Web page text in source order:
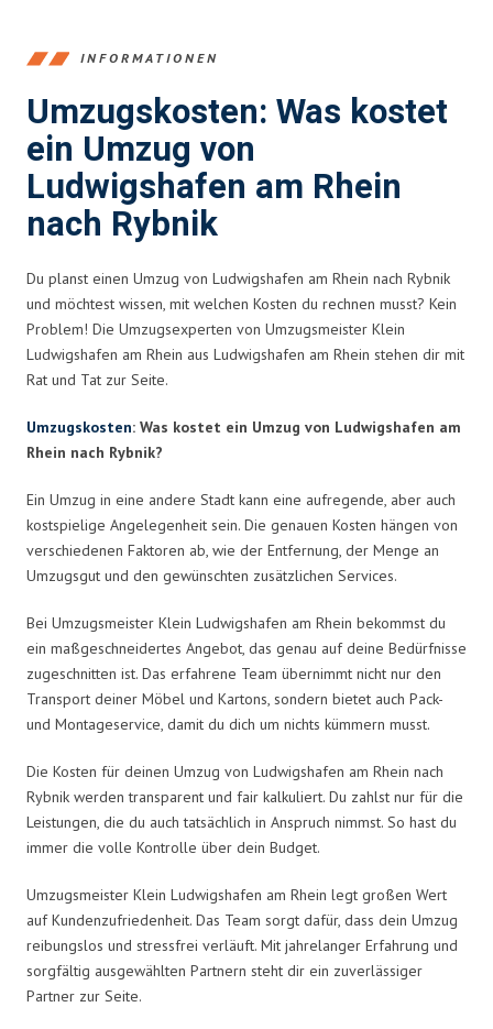
INFORMATIONEN
Umzugskosten: Was kostet
ein Umzug von
Ludwigshafen am Rhein
nach Rybnik
Du planst einen Umzug von Ludwigshafen am Rhein nach Rybnik
und möchtest wissen, mit welchen Kosten du rechnen musst? Kein
Problem! Die Umzugsexperten von Umzugsmeister Klein
Ludwigshafen am Rhein aus Ludwigshafen am Rhein stehen dir mit
Rat und Tat zur Seite.
Umzugskosten: Was kostet ein Umzug von Ludwigshafen am
Rhein nach Rybnik?
Ein Umzug in eine andere Stadt kann eine aufregende, aber auch
kostspielige Angelegenheit sein. Die genauen Kosten hängen von
verschiedenen Faktoren ab, wie der Entfernung, der Menge an
Umzugsgut und den gewünschten zusätzlichen Services.
Bei Umzugsmeister Klein Ludwigshafen am Rhein bekommst du
ein maßgeschneidertes Angebot, das genau auf deine Bedürfnisse
zugeschnitten ist. Das erfahrene Team übernimmt nicht nur den
Transport deiner Möbel und Kartons, sondern bietet auch Pack-
und Montageservice, damit du dich um nichts kümmern musst.
Die Kosten für deinen Umzug von Ludwigshafen am Rhein nach
Rybnik werden transparent und fair kalkuliert. Du zahlst nur für die
Leistungen, die du auch tatsächlich in Anspruch nimmst. So hast du
immer die volle Kontrolle über dein Budget.
Umzugsmeister Klein Ludwigshafen am Rhein legt großen Wert
auf Kundenzufriedenheit. Das Team sorgt dafür, dass dein Umzug
reibungslos und stressfrei verläuft. Mit jahrelanger Erfahrung und
sorgfältig ausgewählten Partnern steht dir ein zuverlässiger
Partner zur Seite.